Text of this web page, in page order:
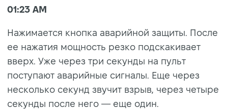
01:23 AM
Нажимается кнопка аварийной защиты. После
ее нажатия мощность резко подскакивает
вверх. Уже через три секунды на пульт
поступают аварийные сигналы. Еще через
несколько секунд звучит взрыв, через четыре
секунды после него — еще один.